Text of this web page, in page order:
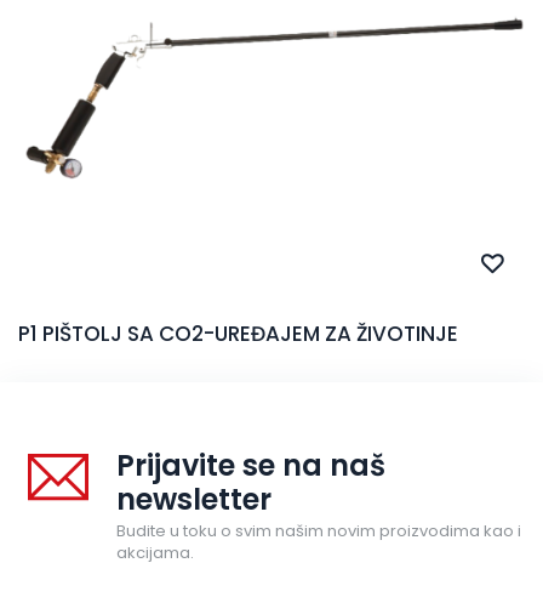
P1 PIŠTOLJ SA CO2-UREĐAJEM ZA ŽIVOTINJE
Prijavite se na naš
newsletter
Budite u toku o svim našim novim proizvodima kao i
akcijama.